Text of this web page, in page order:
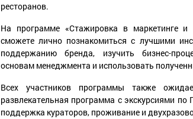
ресторанов.
На программе «Стажировка в маркетинге
сможете лично познакомиться с лучшими
поддержанию бренда, изучить бизнес-
основам менеджмента и использовать
Всех участников программы также
развлекательная программа с экскурсиями по
поддержка кураторов, проживание и